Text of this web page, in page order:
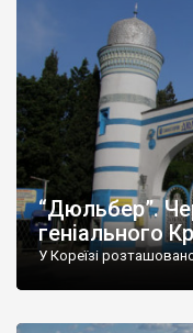
“Дюльбер”.
геніального
У Кореїзі